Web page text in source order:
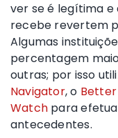
ver se é legítima e
recebe revertem
Algumas
percentagem
outras; por isso
Navigator, o Better
Watch para
antecedentes.